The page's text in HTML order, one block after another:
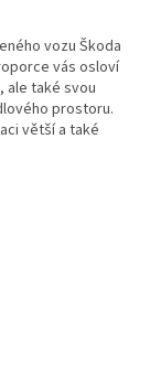
vozu Škoda
vás osloví
ale také svou
prostoru.
větší a také